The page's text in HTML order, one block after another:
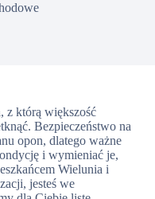
z którą większość
Bezpieczeństwo na
opon, dlatego ważne
i wymieniać je,
Wielunia i
jesteś we